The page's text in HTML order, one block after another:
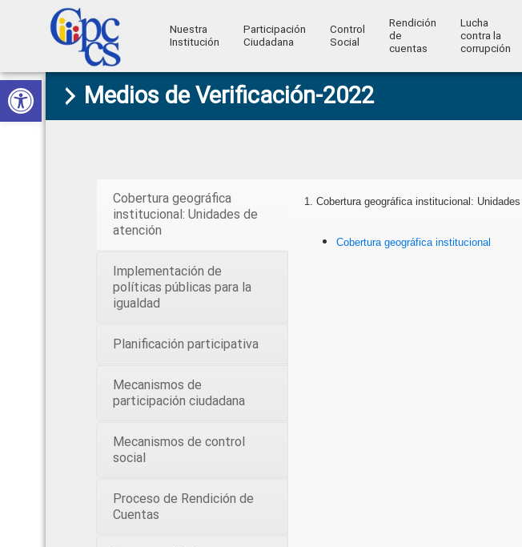
Abrir barra de herramientas
Skip
to
primary
Skip
to
main
Skip
to
primary
Skip
to
footer
Consejo
de
Control
Construyendo
Poder
Ciudadano
Nuestra
Institución
Participación
Ciudadana
Control
Social
Rendición
de
cuentas
Lucha
contra la
corrupción
Medios de Verificación-2022
Cobertura geográfica
institucional: Unidades de
atención
Implementación de
políticas públicas para la
igualdad
Planificación participativa
Mecanismos de
participación ciudadana
Mecanismos de control
social
Proceso de Rendición de
Cuentas
1. Cobertura geográfica institucional:
Cobertura geográfica institucional